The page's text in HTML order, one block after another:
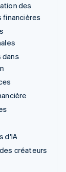
des
financières
dans
d'IA
créateurs